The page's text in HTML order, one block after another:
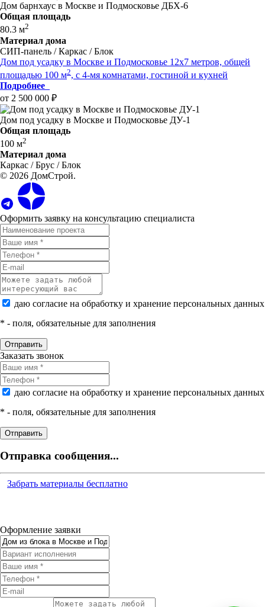
Дом барнхаус в Москве и Подмосковье ДБХ-6
Общая площадь
80.3 м2
Материал дома
СИП-панель / Каркас / Блок
Дом под усадку в Москве и Подмосковье 12x7 метров, общей
площадью 100 м2, c 4-мя комнатами, гостиной и кухней
Подробнее
от 2 500 000 ₽
Дом под усадку в Москве и Подмосковье ДУ-1
Общая площадь
100 м2
Материал дома
Каркас / Брус / Блок
© 2026 ДомСтрой.
Оформить заявку на консультацию специалиста
даю согласие на обработку и хранение персональных данных
* - поля, обязательные для заполнения
Заказать звонок
даю согласие на обработку и хранение персональных данных
* - поля, обязательные для заполнения
Отправка сообщения...
Забрать материалы бесплатно
Оформление заявки